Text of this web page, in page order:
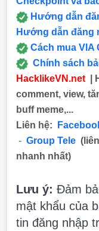
Hướng dẫn
Hướng dẫn đăng
Cách mua VIA
Chính sách
HacklikeVN.net |
comment, view,
buff meme,...
Liên hệ:
- Group Tele
nhanh nhất)
Lưu ý: Đảm
mật khẩu của
tin đăng nhập